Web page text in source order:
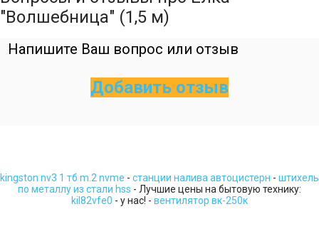
"Волшебница" (1,5 м)
Напишите Ваш вопрос или отзыв
Добавить отзыв
kingston nv3 1 тб m.2 nvme - станции налива автоцистерн - штихель
по металлу из стали hss - Лучшие цены на бытовую технику:
kil82vfe0 - у нас! - вентилятор вк-250к